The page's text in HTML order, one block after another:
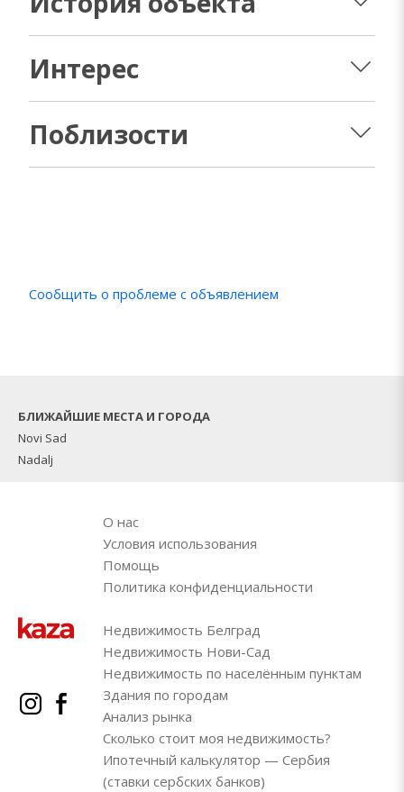
Интерес
Поблизости
Сообщить о проблеме с объявлением
БЛИЖАЙШИЕ МЕСТА И ГОРОДА
Novi Sad
Nadalj
О нас
Условия использования
Помощь
Политика конфиденциальности
Недвижимость Белград
Недвижимость Нови-Сад
Недвижимость по населённым пунктам
Здания по городам
Анализ рынка
Сколько стоит моя недвижимость?
Ипотечный калькулятор — Сербия
(ставки сербских банков)